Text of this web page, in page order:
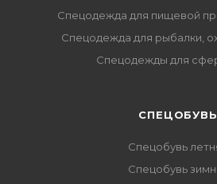
Спецодежда для пищевой
Спецодежда для рыбалки,
Спецодежды для
CПЕЦОБУВЬ
Спецобувь
Спецобувь